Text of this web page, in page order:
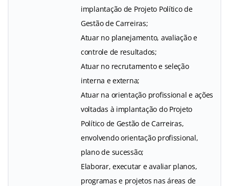
implantação de Projeto Político de
Gestão de Carreiras;
Atuar no planejamento, avaliação e
controle de resultados;
Atuar no recrutamento e seleção
interna e externa;
Atuar na orientação profissional e ações
voltadas à implantação do Projeto
Político de Gestão de Carreiras,
envolvendo orientação profissional,
plano de sucessão;
Elaborar, executar e avaliar planos,
programas e projetos nas áreas de